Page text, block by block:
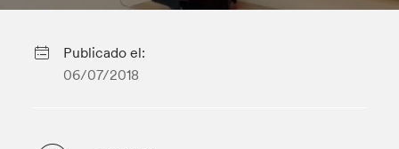
Publicado el:
06/07/2018